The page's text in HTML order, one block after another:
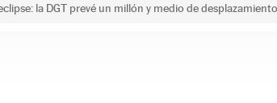
la DGT prevé un millón y medio de